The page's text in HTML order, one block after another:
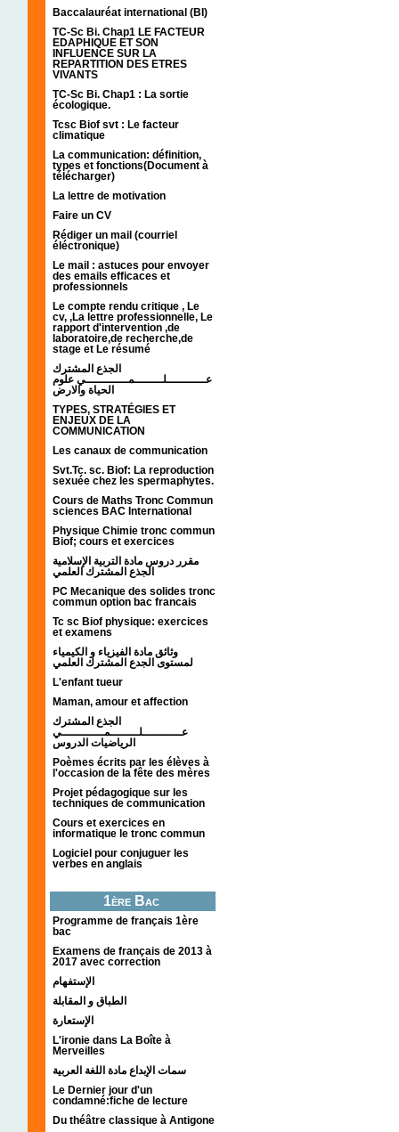
Baccalauréat international (BI)
TC-Sc Bi. Chap1 LE FACTEUR
EDAPHIQUE ET SON
INFLUENCE SUR LA
REPARTITION DES ETRES
VIVANTS
TC-Sc Bi. Chap1 : La sortie
écologique.
Tcsc Biof svt : Le facteur
climatique
La communication: définition,
types et fonctions(Document à
télécharger)
La lettre de motivation
Faire un CV
Rédiger un mail (courriel
éléctronique)
Le mail : astuces pour envoyer
des emails efficaces et
professionnels
Le compte rendu critique , Le
cv, ,La lettre professionnelle, Le
rapport d'intervention ,de
laboratoire,de recherche,de
stage et Le résumé
الجذع المشترك
عـــــــــــلــــــــمــــــــــــي علوم
الحياة والارض
TYPES, STRATÉGIES ET
ENJEUX DE LA
COMMUNICATION
Les canaux de communication
Svt.Tc. sc. Biof: La reproduction
sexuée chez les spermaphytes.
Cours de Maths Tronc Commun
sciences BAC International
Physique Chimie tronc commun
Biof; cours et exercices
مقرر دروس مادة التربية الإسلامية
الجذع المشترك العلمي
PC Mecanique des solides tronc
commun option bac francais
Tc sc Biof physique: exercices
et examens
وثائق مادة الفيزياء و الكيمياء
L'enfant tueur
Maman, amour et affection
الجذع المشترك
عـــــــــــلــــــــمــــــــــــي
الرياضيات الدروس
Poèmes écrits par les élèves à
l'occasion de la fête des mères
Projet pédagogique sur les
techniques de communication
Cours et exercices en
informatique le tronc commun
Logiciel pour conjuguer les
verbes en anglais
1ère Bac
Programme de français 1ère
bac
Examens de français de 2013 à
2017 avec correction
الإستفهام
الطباق و المقابلة
الإستعارة
L'ironie dans La Boîte à
Merveilles
سمات الإبداع مادة اللغة العربية
Le Dernier jour d'un
condamné:fiche de lecture
Du théâtre classique à Antigone